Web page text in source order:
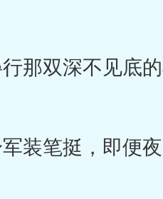
那双深不见底的
装笔挺，即便